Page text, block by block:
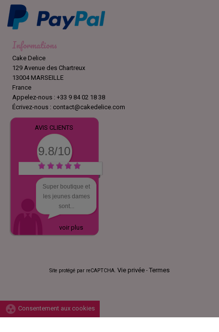
Informations
Cake Delice
129 Avenue des Chartreux
13004 MARSEILLE
France
Appelez-nous : +33 9 84 02 18 38
Écrivez-nous : contact@cakedelice.com
AVIS CLIENTS
9.8/10
Super boutique et
les jeunes dames
sont...
voir plus
Site protégé par reCAPTCHA. Vie privée - Termes
group_work Consentement aux cookies